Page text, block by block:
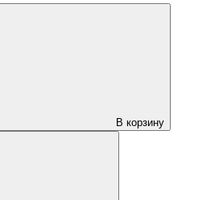
В корзину